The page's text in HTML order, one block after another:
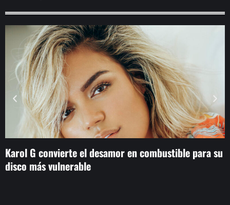
Karol G convierte el desamor en combustible para su
disco más vulnerable